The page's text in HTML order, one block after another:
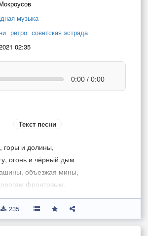
музыка
ретро советская эстрада
02:35
0:00 / 0:00
Текст песни
горы и долины,
огонь и чёрный дым
объезжая мины,
фронтовым.
фронтовая,
нам бомбёжка любая!
нам рановато,
235